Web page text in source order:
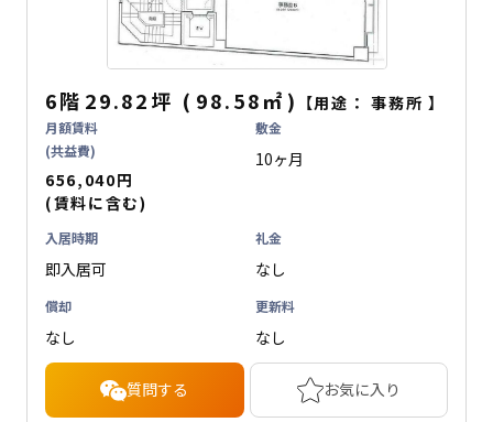
6階 29.82坪 ( 98.58㎡ ) 【用途：事務所 】
月額賃料
(共益費)
656,040円
(賃料に含む)
敷金
10ヶ月
入居時期
即入居可
礼金
なし
償却
なし
更新料
なし
質問する お気に入り